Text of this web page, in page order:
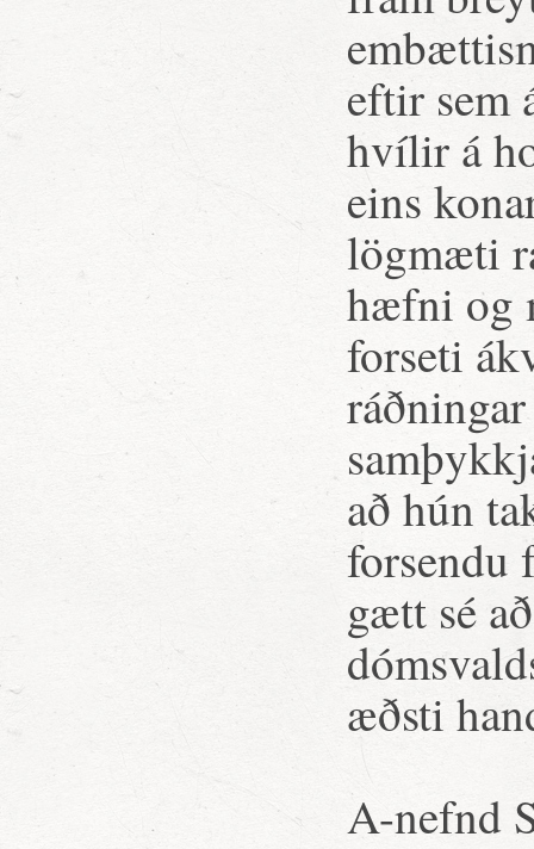
eftir sem
hvílir á
eins
lögmæti
hæfni og
forseti
að hún
gætt sé
æðsti
A-nefnd